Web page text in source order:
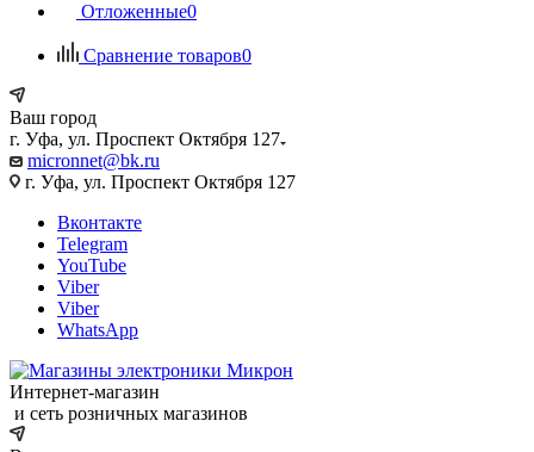
Отложенные0
Сравнение товаров0
Ваш город
г. Уфа, ул. Проспект Октября 127
micronnet@bk.ru
г. Уфа, ул. Проспект Октября 127
Вконтакте
Telegram
YouTube
Viber
Viber
WhatsApp
Интернет-магазин
и сеть розничных магазинов